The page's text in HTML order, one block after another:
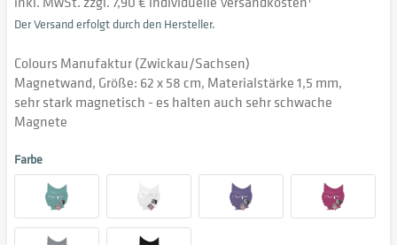
Der Versand erfolgt durch den Hersteller.
Colours Manufaktur (Zwickau/Sachsen)
Magnetwand, Größe: 62 x 58 cm, Materialstärke 1,5 mm,
sehr stark magnetisch - es halten auch sehr schwache
Magnete
Farbe